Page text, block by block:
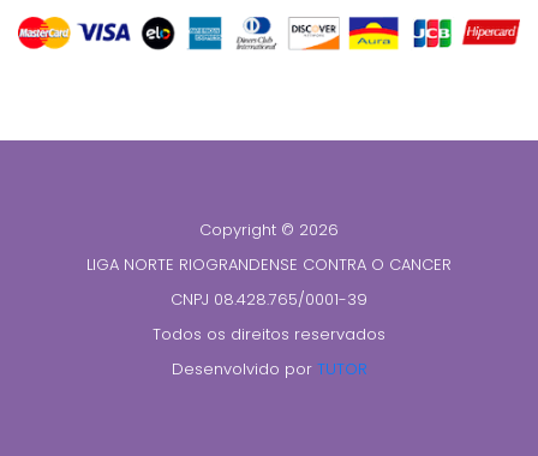
Copyright © 2026
LIGA NORTE RIOGRANDENSE CONTRA O CANCER
CNPJ 08.428.765/0001-39
Todos os direitos reservados
Desenvolvido por TUTOR